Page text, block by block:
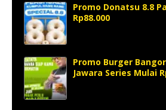
Promo Donatsu 8.8
Rp88.000
Promo Burger
Jawara Series Mulai